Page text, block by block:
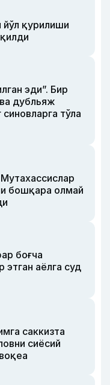
қурилиши
эди”. Бир
дубльяж
тўла
бошқара олмай
боғча
аёлга суд
саккизта
сиёсий